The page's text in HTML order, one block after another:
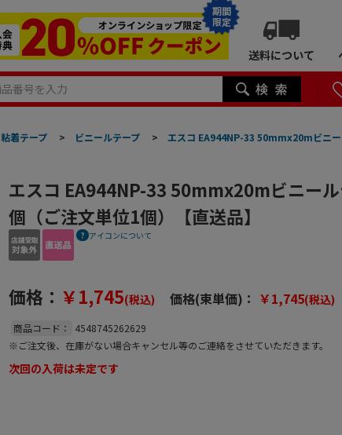
期間
限定
送料について
粘着テープ > ビニールテープ > エスコ EA944NP-33 50mmx20mビニ
エスコ EA944NP-33 50mmx20mビニー
個（ご注文単位1個）【直送品】
アイコンについて
価格： ￥1,745(税込) 価格(束単価)： ￥1,745(税込)
商品コード：
4548745262629
※ご注文後、在庫がない場合キャンセル等のご連絡をさせていただきます。
次回の入荷は未定です